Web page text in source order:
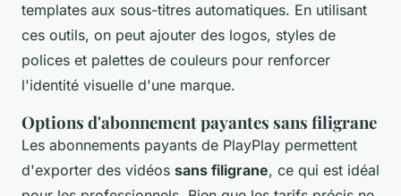
templates aux sous-titres automatiques. En utilisant
ces outils, on peut ajouter des logos, styles de
polices et palettes de couleurs pour renforcer
l'identité visuelle d'une marque.
Options d'abonnement payantes sans filigrane
Les abonnements payants de PlayPlay permettent
d'exporter des vidéos sans filigrane, ce qui est idéal